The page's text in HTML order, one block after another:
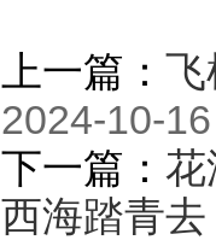
上一篇： 飞
2024-10-
下一篇： 花
西海踏青去